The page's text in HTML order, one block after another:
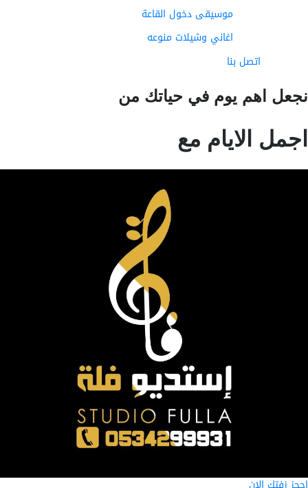
موسيقى دخول القاعة
اغاني وشيلات منوعه
اتصل بنا
اهم يوم في حياتك من
الايام مع